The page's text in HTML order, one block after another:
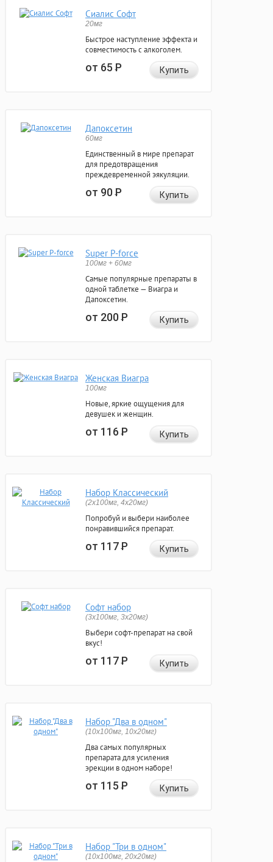
Сиалис Софт
20мг
Быстрое наступление эффекта и
совместимость с алкоголем.
от 65Р Купить
Дапоксетин
60мг
Единственный в мире препарат
для предотвращения
преждевременной эякуляции.
от 90Р Купить
Super P-force
100мг + 60мг
Самые популярные препараты в
одной таблетке — Виагра и
Дапоксетин.
от 200Р Купить
Женская Виагра
100мг
Новые, яркие ощущения для
девушек и женщин.
от 116Р Купить
Набор Классический
(2x100мг, 4x20мг)
Попробуй и выбери наиболее
понравившийся препарат.
от 117Р Купить
Софт набор
(3x100мг, 3x20мг)
Выбери софт-препарат на свой
вкус!
от 117Р Купить
Набор "Два в одном"
(10x100мг, 10x20мг)
Два самых популярных
препарата для усиления
эрекции в одном наборе!
от 115Р Купить
Набор "Три в одном"
(10x100мг, 20x20мг)